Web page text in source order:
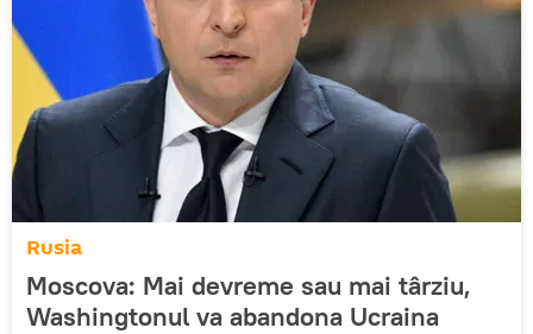
Rusia
Moscova: Mai devreme sau mai târziu,
Washingtonul va abandona Ucraina